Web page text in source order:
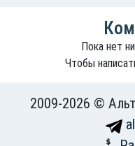
Пока нет
Чтобы
2009-2026 ©